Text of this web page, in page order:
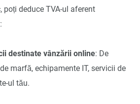
poți deduce TVA-ul aferent
destinate vânzării online: De
marfă, echipamente IT, servicii de
ul tău.